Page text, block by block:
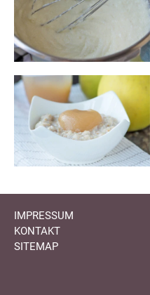
IMPRESSUM
KONTAKT
SITEMAP